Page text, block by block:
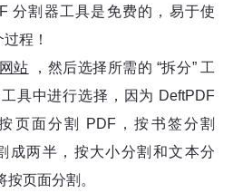
分割器工具是免费的，易于使
程！
站 ，然后选择所需的 “拆分” 工
具中进行选择，因为 DeftPDF
页面分割 PDF，按书签分割
成两半，按大小分割和文本分
页面分割。